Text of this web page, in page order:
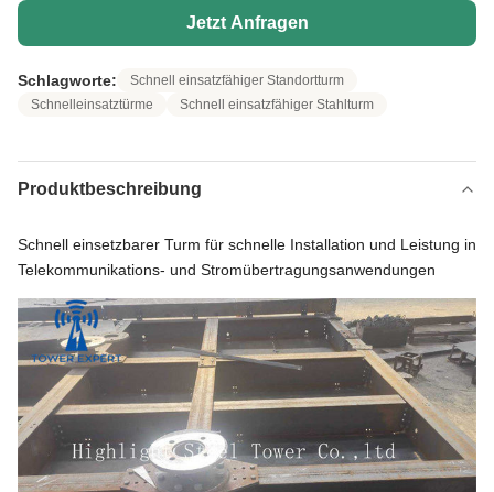
Jetzt Anfragen
Schlagworte:
Schnell einsatzfähiger Standortturm
Schnelleinsatztürme
Schnell einsatzfähiger Stahlturm
Produktbeschreibung
Schnell einsetzbarer Turm für schnelle Installation und Leistung in
Telekommunikations- und Stromübertragungsanwendungen